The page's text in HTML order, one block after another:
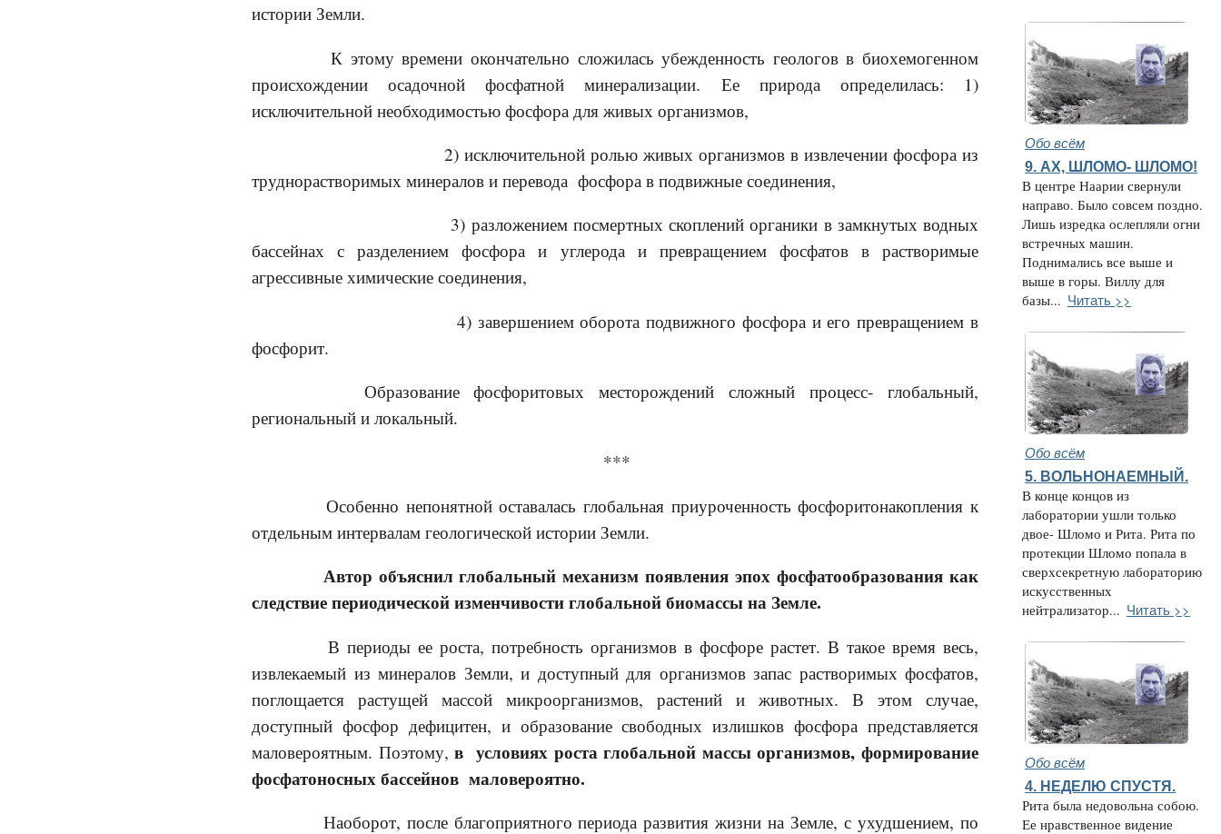
истории Земли.
К этому времени окончательно сложилась убежденность геологов в биохемогенном
происхождении осадочной фосфатной минерализации. Ее природа определилась: 1)
исключительной необходимостью фосфора для живых организмов,
2) исключительной ролью живых организмов в извлечении фосфора из
труднорастворимых минералов и перевода фосфора в подвижные соединения,
3) разложением посмертных скоплений органики в замкнутых водных
бассейнах с разделением фосфора и углерода и превращением фосфатов в растворимые
агрессивные химические соединения,
4) завершением оборота подвижного фосфора и его превращением в
фосфорит.
Образование фосфоритовых месторождений сложный процесс- глобальный,
региональный и локальный.
***
Особенно непонятной оставалась глобальная приуроченность фосфоритонакопления к
отдельным интервалам геологической истории Земли.
Автор объяснил глобальный механизм появления эпох фосфатообразования как
следствие периодической изменчивости глобальной биомассы на Земле.
В периоды ее роста, потребность организмов в фосфоре растет. В такое время весь,
извлекаемый из минералов Земли, и доступный для организмов запас растворимых фосфатов,
поглощается растущей массой микроорганизмов, растений и животных. В этом случае,
доступный фосфор дефицитен, и образование свободных излишков фосфора представляется
маловероятным. Поэтому,в условиях роста глобальной массы организмов, формирование
фосфатоносных бассейнов маловероятно.
Наоборот, после благоприятного периода развития жизни на Земле, с ухудшением, по
Обо всём
9. АХ, ШЛОМО- ШЛОМО!
В центре Наарии свернули
направо. Было совсем поздно.
Лишь изредка ослепляли огни
встречных машин.
Поднимались все выше и
выше в горы. Виллу для
базы... Читать >>
Обо всём
5. ВОЛЬНОНАЕМНЫЙ.
В конце концов из
лаборатории ушли только
двое- Шломо и Рита. Рита по
протекции Шломо попала в
сверхсекретную лабораторию
искусственных
нейтрализатор... Читать >>
Обо всём
4. НЕДЕЛЮ СПУСТЯ.
Рита была недовольна собою.
Ее нравственное видение